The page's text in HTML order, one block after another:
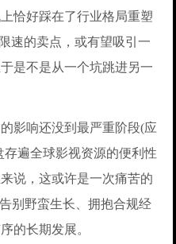
恰好踩在了行业格局重塑
速的卖点，或有望吸引一
是不是从一个坑跳进另一
影响还没到最严重阶段(应
遍全球影视资源的便利性
说，这或许是一次痛苦的
别野蛮生长、拥抱合规经
的长期发展。